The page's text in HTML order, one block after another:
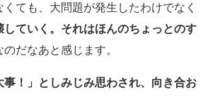
ても、大問題が発生したわけでなく
していく。それはほんのちょっとのす
のだなあと感じます。
事！」としみじみ思わされ、向き合お